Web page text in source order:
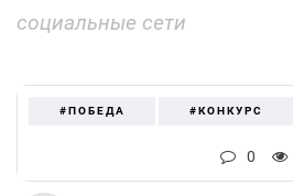
социальные сети
#ПОБЕДА #КОНКУРС
0